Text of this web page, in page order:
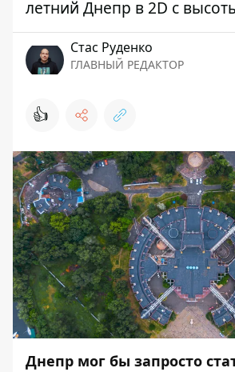
летний Днепр в 2D с
Стаc Руденко
ГЛАВНЫЙ РЕДАКТОР
👍
Днепр мог бы запросто